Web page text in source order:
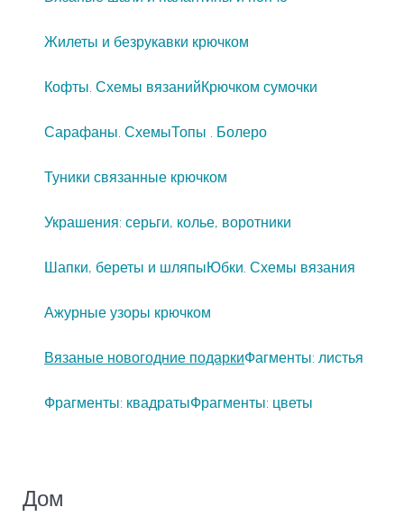
Жилеты и безрукавки крючком
Кофты. Схемы вязанийКрючком сумочки
Сарафаны. СхемыТопы . Болеро
Туники связанные крючком
Украшения: серьги, колье, воротники
Шапки, береты и шляпыЮбки. Схемы вязания
Ажурные узоры крючком
Вязаные новогодние подаркиФагменты: листья
Фрагменты: квадратыФрагменты: цветы
Дом